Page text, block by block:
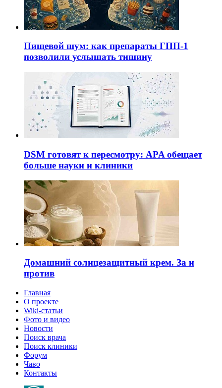
Пищевой шум: как препараты ГПП-1
позволили услышать тишину
DSM готовят к пересмотру: APA обещает
больше науки и клиники
Домашний солнцезащитный крем. За и
против
Главная
О проекте
Wiki-статьи
Фото и видео
Новости
Поиск врача
Поиск клиники
Форум
Чаво
Контакты